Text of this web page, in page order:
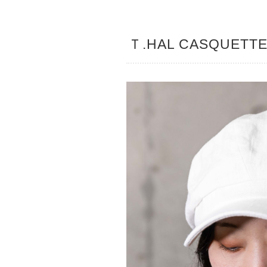
Ｔ.HAL CASQUETTE